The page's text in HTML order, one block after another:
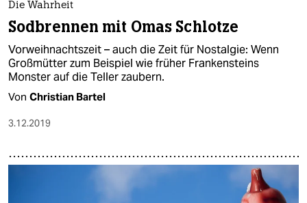
Die Wahrheit
Sodbrennen mit Omas Schlotze
Vorweihnachtszeit – auch die Zeit für Nostalgie: Wenn
Großmütter zum Beispiel wie früher Frankensteins
Monster auf die Teller zaubern.
Von Christian Bartel
3.12.2019